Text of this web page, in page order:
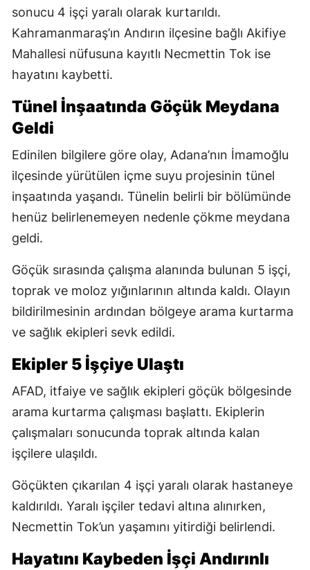
sonucu 4 işçi yaralı olarak kurtarıldı.
Kahramanmaraş’ın Andırın ilçesine bağlı Akifiye
Mahallesi nüfusuna kayıtlı Necmettin Tok ise
hayatını kaybetti.
Tünel İnşaatında Göçük Meydana
Geldi
Edinilen bilgilere göre olay, Adana’nın İmamoğlu
ilçesinde yürütülen içme suyu projesinin tünel
inşaatında yaşandı. Tünelin belirli bir bölümünde
henüz belirlenemeyen nedenle çökme meydana
geldi.
Göçük sırasında çalışma alanında bulunan 5 işçi,
toprak ve moloz yığınlarının altında kaldı. Olayın
bildirilmesinin ardından bölgeye arama kurtarma
ve sağlık ekipleri sevk edildi.
Ekipler 5 İşçiye Ulaştı
AFAD, itfaiye ve sağlık ekipleri göçük bölgesinde
arama kurtarma çalışması başlattı. Ekiplerin
çalışmaları sonucunda toprak altında kalan
işçilere ulaşıldı.
Göçükten çıkarılan 4 işçi yaralı olarak hastaneye
kaldırıldı. Yaralı işçiler tedavi altına alınırken,
Necmettin Tok’un yaşamını yitirdiği belirlendi.
Hayatını Kaybeden İşçi Andırınlı